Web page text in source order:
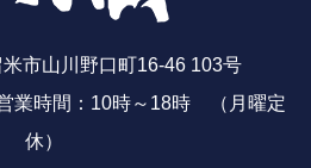
市山川野口町16-46 103号
業時間：10時～18時 （月曜定
休）